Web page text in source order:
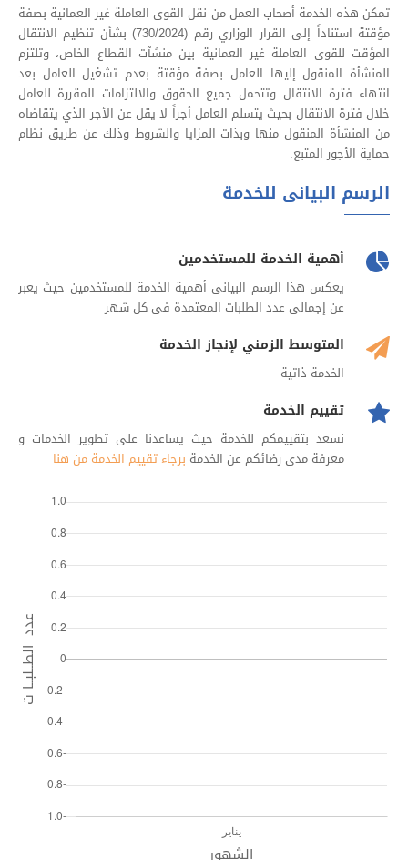
تمكن هذه الخدمة أصحاب العمل من نقل القوى العاملة غير العمانية بصفة
مؤقتة استناداً إلى القرار الوزاري رقم (730/2024) بشأن تنظيم الانتقال
المؤقت للقوى العاملة غير العمانية بين منشآت القطاع الخاص، وتلتزم
المنشأة المنقول إليها العامل بصفة مؤقتة بعدم تشغيل العامل بعد
انتهاء فترة الانتقال وتتحمل جميع الحقوق والالتزامات المقررة للعامل
خلال فترة الانتقال بحيث يتسلم العامل أجراً لا يقل عن الأجر الذي يتقاضاه
من المنشأة المنقول منها وبذات المزايا والشروط وذلك عن طريق نظام
حماية الأجور المتبع.
الرسم البيانى للخدمة
أهمية الخدمة للمستخدمين
يعكس هذا الرسم البيانى أهمية الخدمة للمستخدمين حيث يعبر
عن إجمالى عدد الطلبات المعتمدة فى كل شهر
المتوسط الزمني لإنجاز الخدمة
الخدمة ذاتية
تقييم الخدمة
نسعد بتقييمكم للخدمة حيث يساعدنا على تطوير الخدمات و
معرفة مدى رضائكم عن الخدمة برجاء تقييم الخدمة من هنا